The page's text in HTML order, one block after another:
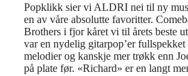
Popklikk sier vi ALDRI nei til ny
en av våre absolutte favoritter.
Brothers i fjor kåret vi til årets beste
var en nydelig gitarpop’er
melodier og kanskje mer trøkk enn
på plate før. «Richard» er en langt